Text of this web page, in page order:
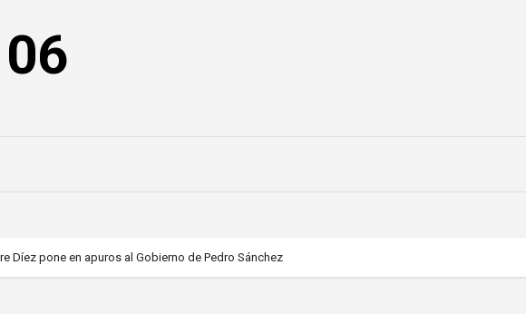
Díez pone en apuros al Gobierno de Pedro Sánchez